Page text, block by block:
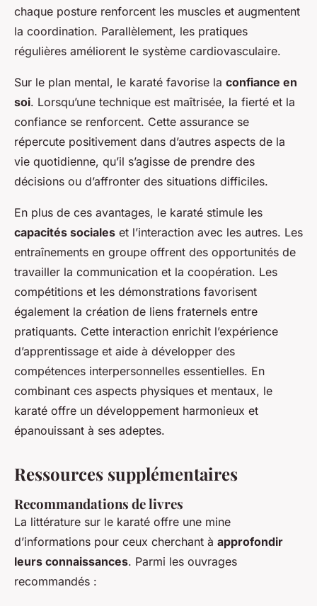
chaque posture renforcent les muscles et augmentent
la coordination. Parallèlement, les pratiques
régulières améliorent le système cardiovasculaire.
Sur le plan mental, le karaté favorise la confiance en
soi. Lorsqu’une technique est maîtrisée, la fierté et la
confiance se renforcent. Cette assurance se
répercute positivement dans d’autres aspects de la
vie quotidienne, qu’il s’agisse de prendre des
décisions ou d’affronter des situations difficiles.
En plus de ces avantages, le karaté stimule les
capacités sociales et l’interaction avec les autres. Les
entraînements en groupe offrent des opportunités de
travailler la communication et la coopération. Les
compétitions et les démonstrations favorisent
également la création de liens fraternels entre
pratiquants. Cette interaction enrichit l’expérience
d’apprentissage et aide à développer des
compétences interpersonnelles essentielles. En
combinant ces aspects physiques et mentaux, le
karaté offre un développement harmonieux et
épanouissant à ses adeptes.
Ressources supplémentaires
Recommandations de livres
La littérature sur le karaté offre une mine
d’informations pour ceux cherchant à approfondir
leurs connaissances. Parmi les ouvrages
recommandés :